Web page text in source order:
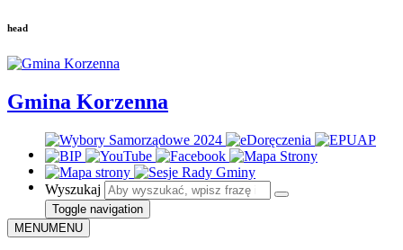
head
Gmina Korzenna
Wyszukaj
Toggle navigation
MENUMENU